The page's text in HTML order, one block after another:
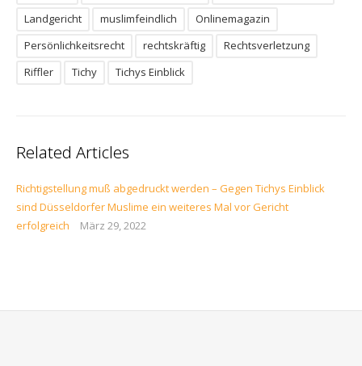
Landgericht
muslimfeindlich
Onlinemagazin
Persönlichkeitsrecht
rechtskräftig
Rechtsverletzung
Riffler
Tichy Tichys Einblick
Related Articles
Richtigstellung muß abgedruckt werden – Gegen Tichys Einblick
sind Düsseldorfer Muslime ein weiteres Mal vor Gericht
erfolgreich
März 29, 2022